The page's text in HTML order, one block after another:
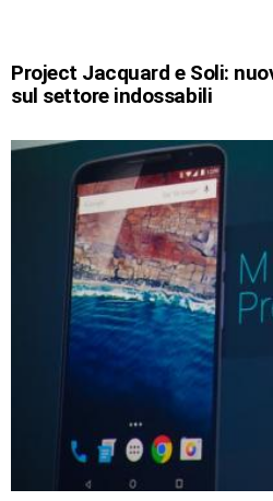
Project Jacquard e Soli:
sul settore indossabili